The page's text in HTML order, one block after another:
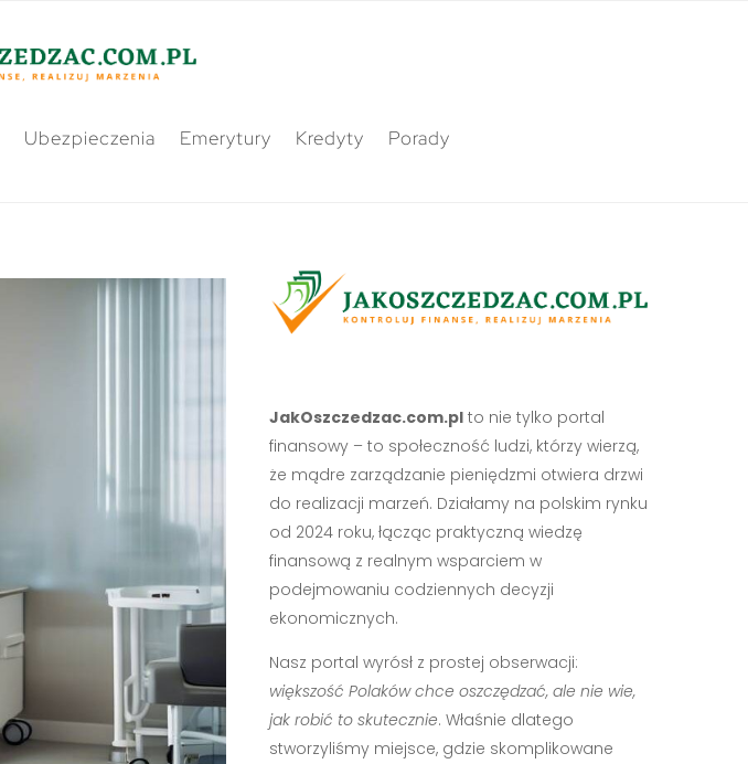
Ubezpieczenia Emerytury Kredyty Porady
JakOszczedzac.com.plto nie tylko portal
finansowy – to społeczność ludzi, którzy wierzą,
że mądre zarządzanie pieniędzmi otwiera drzwi
do realizacji marzeń. Działamy na polskim rynku
od 2024 roku, łącząc praktyczną wiedzę
finansową z realnym wsparciem w
podejmowaniu codziennych decyzji
ekonomicznych.
Nasz portal wyrósł z prostej obserwacji:
większość Polaków chce oszczędzać, ale nie wie,
jak robić to skutecznie. Właśnie dlatego
stworzyliśmy miejsce, gdzie skomplikowane